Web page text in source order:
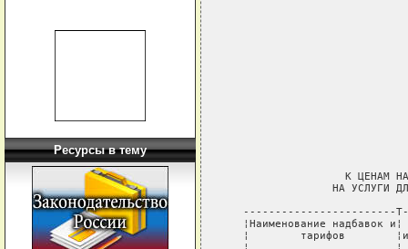
Ресурсы в тему
К ЦЕНАМ
НА УСЛУГИ
------------------------
¦Наименование надбавок
¦        тарифов